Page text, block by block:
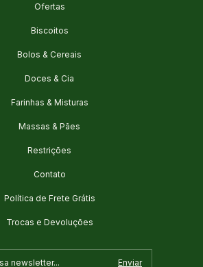
Ofertas
Biscoitos
Bolos & Cereais
Doces & Cia
Farinhas & Misturas
Massas & Pães
Restrições
Contato
Política de Frete Grátis
Trocas e Devoluções